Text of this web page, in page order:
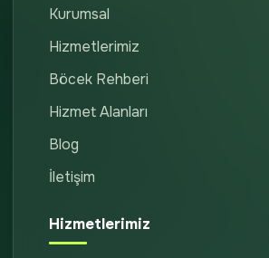
Kurumsal
Hizmetlerimiz
Böcek Rehberi
Hizmet Alanları
Blog
İletişim
Hizmetlerimiz